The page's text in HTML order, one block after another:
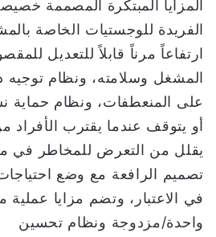
المزايا المبتكرة المصممة
الفريدة للوجستيات الخاصة
ارتفاعاً مرناً قابلاً للتعديل
المشغل وسلامته، ونظام توجيه
على المنعطفات، ونظام حماية
أو يتوقف عندما يقترب
يقلل من التعرض للمخاطر في
تصميم الرافعة مع وضع
في الاعتبار، وتضم مزايا
واحدة/مزدوجة ونظام تحسين